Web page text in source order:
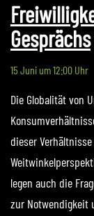
Gesprächs
15 Juni um 12:00 Uhr
Die Globalität von
dieser
legen auch die
zur Notwendigkeit